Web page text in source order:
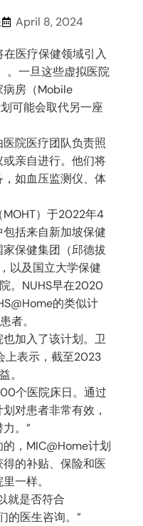
April 8, 2024
医疗保健领域引入
。一旦这些虚拟医院
病房（Mobile
可能会取代另一座
院医疗团队负责照
亲自进行。他们将
如血压监测仪、体
）于2022年4
括来自新加坡保健
保健集团（邱德拔
以及国立大学保健
。NUHS早在2020
的类似计
者。
加入了该计划。卫
上表示，截至2023
。
个医院床日。通过
对患者非常有效，
。”
，MIC@Home计划
的补贴、保险和医
一样。
就是否符合
的医生咨询。”